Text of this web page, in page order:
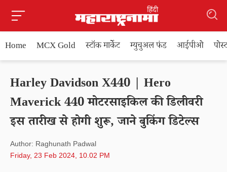
Home MCX Gold स्टॉक मार्केट म्युचुअल फंड आईपीओ
Harley Davidson X440 | Hero
Maverick 440 मोटरसाइकिल की डिलीवरी
इस तारीख से होगी शुरू, जाने बुकिंग डिटेल्स
Author: Raghunath Padwal
Friday, 23 Feb 2024, 10.02 PM